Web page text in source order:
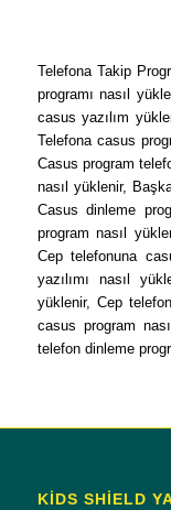
Telefona Takip
programı nasıl
casus yazılım
Telefona casus
Casus program
nasıl yüklenir,
Casus dinleme
program nasıl
Cep telefonuna
yazılımı nasıl
yüklenir, Cep
casus program
telefon dinleme
KİDS SHİELD